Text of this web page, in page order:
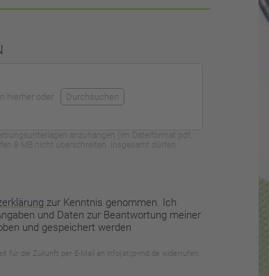
hierher oder Durchsuchen
anzuhängen (im Dateiformat pdf,
8 MB nicht überschreiten. Insgesamt dürfen
zur Kenntnis genommen. Ich
und Daten zur Beantwortung meiner
und gespeichert werden
für die Zukunft per E-Mail an info(at)p-md.de widerrufen.